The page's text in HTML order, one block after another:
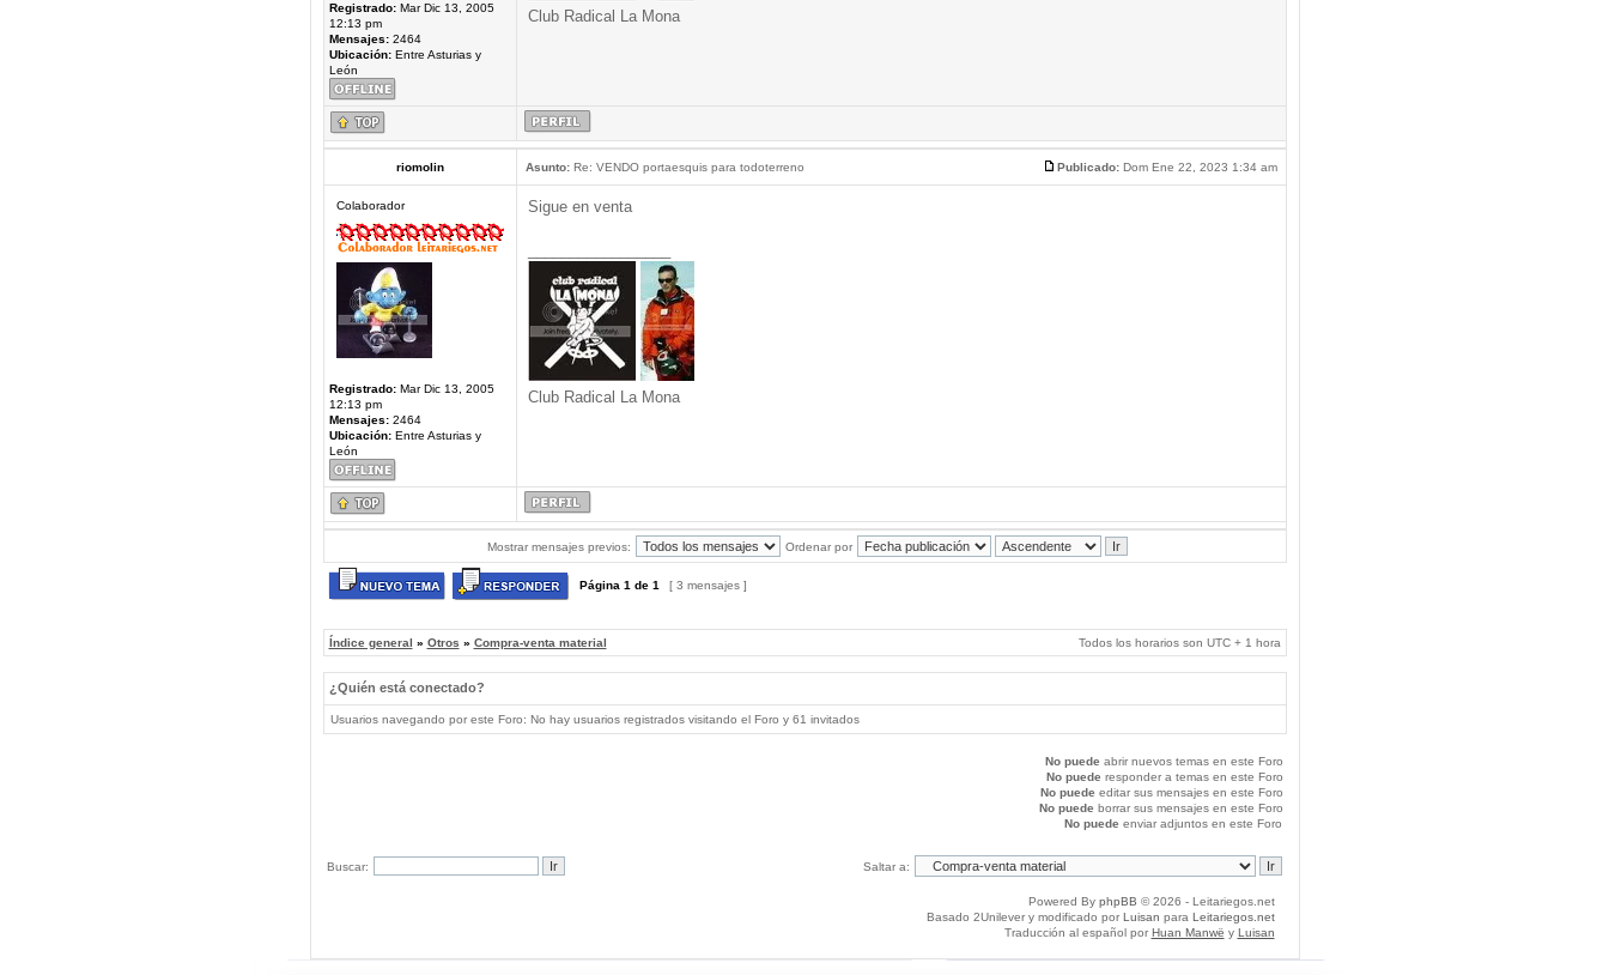
Registrado:Mar Dic 13, 2005
12:13 pm
Mensajes:2464
Ubicación:Entre Asturias y
León
Club Radical La Mona
riomolin Asunto:Re: VENDO portaesquis para todoterreno Publicado:Dom Ene 22, 2023 1:34 am
Colaborador
Registrado:Mar Dic 13, 2005
12:13 pm
Mensajes:2464
Ubicación:Entre Asturias y
León
Sigue en venta
Club Radical La Mona
Mostrar mensajes previos: Ordenar por
Página 1 de 1 [ 3 mensajes ]
Índice general » Otros » Compra-venta material Todos los horarios son UTC + 1 hora
¿Quién está conectado?
Usuarios navegando por este Foro: No hay usuarios registrados visitando el Foro y 61 invitados
No puede abrir nuevos temas en este Foro
No puede responder a temas en este Foro
No puede editar sus mensajes en este Foro
No puede borrar sus mensajes en este Foro
No puede enviar adjuntos en este Foro
Buscar: Saltar a:
Powered By phpBB © 2026 - Leitariegos.net
Basado 2Unilever y modificado por Luisan para Leitariegos.net
Traducción al español por Huan Manwë y Luisan